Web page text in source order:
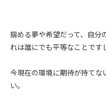
掴める夢や希望だって、自分
れは誰にでも平等なことです
今現在の環境に期待が持て
い。